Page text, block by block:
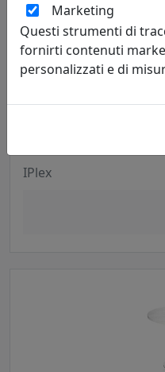
TAVOLINO ARABESCO
IPlex
Marketing
Questi strumenti di
fornirti contenuti
personalizzati e di